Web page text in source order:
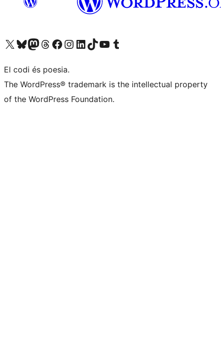
Visiteu el nostre compte X (abans Twitter)
Visiteu el nostre compte de Bluesky
Visiteu el nostre compte al Mastodon
Visiteu el nostre compte de Threads
Visiteu la nostra pàgina al Facebook
Visiteu el nostre compte d'Instagram
Visiteu el nostre compte de LinkedIn
Visiteu el nostre compte de TikTok
Visiteu el nostre canal al YouTube
Visiteu el nostre compte de Tumblr
El codi és poesia.
The WordPress® trademark is the intellectual property
of the WordPress Foundation.